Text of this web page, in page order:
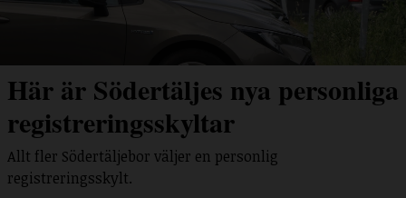
Här är Södertäljes nya personliga
registreringsskyltar
Allt fler Södertäljebor väljer en personlig
registreringsskylt.